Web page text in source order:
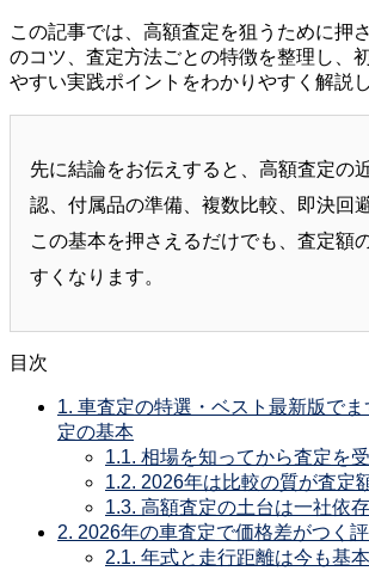
この記事では、高額査定を狙うために押
のコツ、査定方法ごとの特徴を整理し、
やすい実践ポイントをわかりやすく解説し
先に結論をお伝えすると、高額査定の
認、付属品の準備、複数比較、即決回
この基本を押さえるだけでも、査定額
すくなります。
目次
1. 車査定の特選・ベスト最新版で
定の基本
1.1. 相場を知ってから査定を
1.2. 2026年は比較の質が査定
1.3. 高額査定の土台は一社依
2. 2026年の車査定で価格差がつく
2.1. 年式と走行距離は今も基